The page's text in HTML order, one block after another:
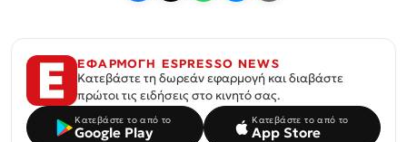
ΕΦΑΡΜΟΓΗ ESPRESSO NEWS
Κατεβάστε τη δωρεάν εφαρμογή και διαβάστε
πρώτοι τις ειδήσεις στο κινητό σας.
Κατεβάστε το από το
Google Play
Κατεβάστε το από το
App Store